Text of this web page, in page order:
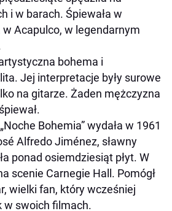
i w barach. Śpiewała w
Acapulco, w legendarnym
bohema i
Jej interpretacje były surowe
na gitarze. Żaden mężczyzna
Bohemia” wydała w 1961
Alfredo Jiménez, sławny
ponad osiemdziesiąt płyt. W
scenie Carnegie Hall. Pomógł
wielki fan, który wcześniej
w swoich filmach.